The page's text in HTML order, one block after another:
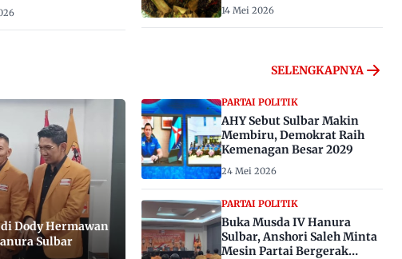
14 Mei 2026
SELENGKAPNYA
Dody Hermawan
Sulbar
PARTAI POLITIK
AHY Sebut Sulbar Makin
Membiru, Demokrat Raih
Kemenagan Besar 2029
24 Mei 2026
PARTAI POLITIK
Buka Musda IV Hanura
Sulbar, Anshori Saleh Minta
Mesin Partai Bergerak